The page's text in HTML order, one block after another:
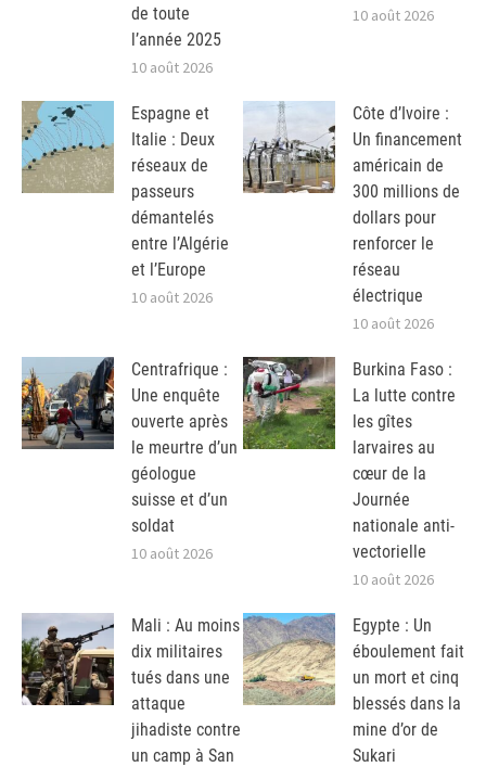
de toute
l’année 2025
10 août 2026
10 août 2026
Espagne et
Italie : Deux
réseaux de
passeurs
démantelés
entre l’Algérie
et l’Europe
10 août 2026
Côte d’Ivoire :
Un financement
américain de
300 millions de
dollars pour
renforcer le
réseau
électrique
10 août 2026
Centrafrique :
Une enquête
ouverte après
le meurtre d’un
géologue
suisse et d’un
soldat
10 août 2026
Burkina Faso :
La lutte contre
les gîtes
larvaires au
cœur de la
Journée
nationale anti-
vectorielle
10 août 2026
Mali : Au moins
dix militaires
tués dans une
attaque
jihadiste contre
un camp à San
Egypte : Un
éboulement fait
un mort et cinq
blessés dans la
mine d’or de
Sukari